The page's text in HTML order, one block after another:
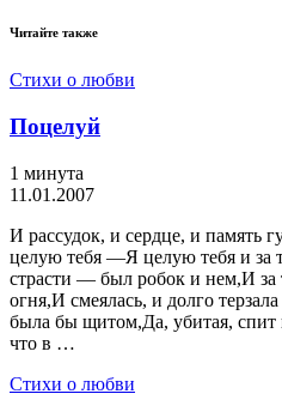
Читайте также
Стихи о любви
Поцелуй
1 минута
11.01.2007
И рассудок, и сердце, и память
целую тебя —Я целую тебя и за
страсти — был робок и нем,И за
огня,И смеялась, и долго
была бы щитом,Да, убитая,
что в …
Стихи о любви